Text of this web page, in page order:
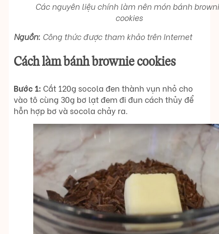
Các nguyên liệu chính làm nên món bánh
cookies
Nguồn: Công thức được tham khảo trên Internet
Cách làm bánh brownie cookies
Bước 1: Cắt 120g socola đen thành vụn nhỏ cho
vào tô cùng 30g bơ lạt đem đi đun cách thủy để
hỗn hợp bơ và socola chảy ra.